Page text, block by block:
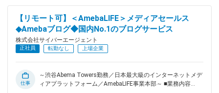
る環境です ◎互いにリスペクト：営業・エンジニア・クリエ
イターなどそれぞれが多様な専門性を活かしながら事業を推進
していきます。 ■環境・イベント ◎勤務体制：週2日リモート
（調整可能） ◎オフィス：渋谷・Abema Towers勤務。カフェ
やリフレッシュスペースあり ◎制度：半期ごとの評価、キャ
リアチャレンジ制度、新規事業提案制度など成長を支える仕組
AmebaLIFEは2004年にブログサービスとして誕生し、その後
ピグ、マンガ、占い、ドットマネーなど多彩なサービスを展開
上下する可能性があります。月給(月額)は固定手当を含めた表
記です。
【リモート可】＜AmebaLIFE＞メディアセールス
◆Amebaブログ◆国内No.1のブログサービス
株式会社サイバーエージェント
正社員 転勤なし 上場企業
仕事
～渋谷Abema Towers勤務／日本最大級のインターネットメデ
ィアプラットフォーム／AmebaLIFE事業本部～ ■業務内容